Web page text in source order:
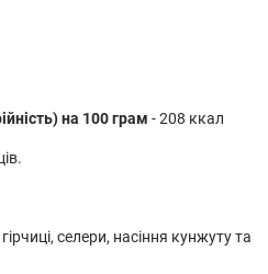
на 100 грам - 208 ккал
селери, насіння кунжуту та